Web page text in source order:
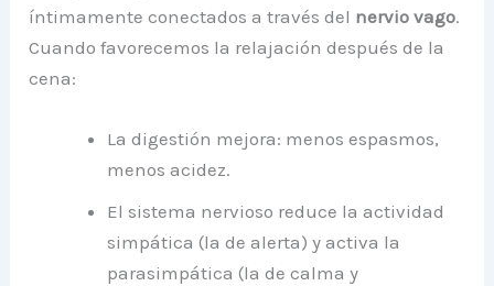
íntimamente conectados a través del nervio vago.
Cuando favorecemos la relajación después de la
cena:
La digestión mejora: menos espasmos,
menos acidez.
El sistema nervioso reduce la actividad
simpática (la de alerta) y activa la
parasimpática (la de calma y